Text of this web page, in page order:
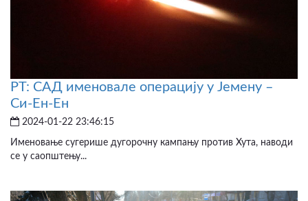
РТ: САД именовале операцију у Јемену –
Си-Ен-Ен
2024-01-22 23:46:15
Именовање сугерише дугорочну кампању против Хута, наводи
се у саопштењу...